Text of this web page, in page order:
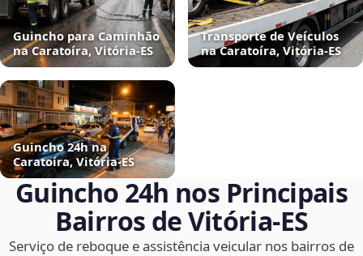
Guincho para Caminhão
na Caratoíra, Vitória‑ES
Transporte de Veículos
na Caratoíra, Vitória‑ES
Guincho 24h na
Caratoíra, Vitória‑ES
Guincho 24h nos Principais
Bairros de Vitória‑ES
Serviço de reboque e assistência veicular nos bairros de